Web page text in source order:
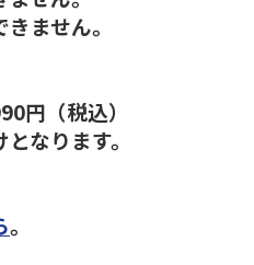
ません。
円（税込）
なります。
。